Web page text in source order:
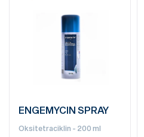
ENGEMYCIN SPRAY
Oksitetraciklin - 200 ml